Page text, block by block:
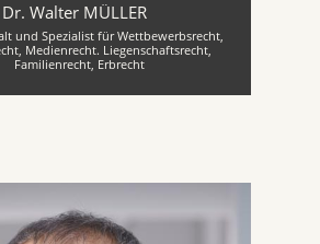
Dr. Walter MÜLLER
und Spezialist für Wettbewerbsrecht,
Medienrecht. Liegenschaftsrecht,
Familienrecht, Erbrecht